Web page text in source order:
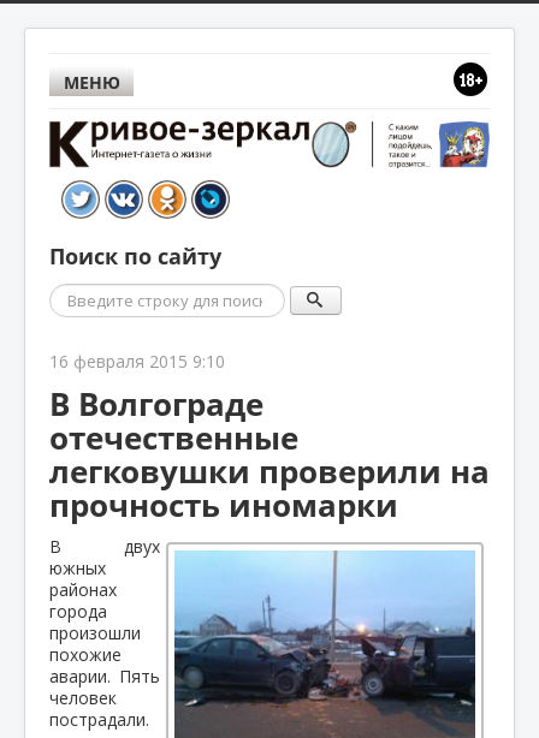
МЕНЮ
Поиск по сайту
Поиск
16 февраля 2015 9:10
В Волгограде
отечественные
легковушки проверили на
прочность иномарки
В двух
южных
районах
города
произошли
похожие
аварии. Пять
человек
пострадали.